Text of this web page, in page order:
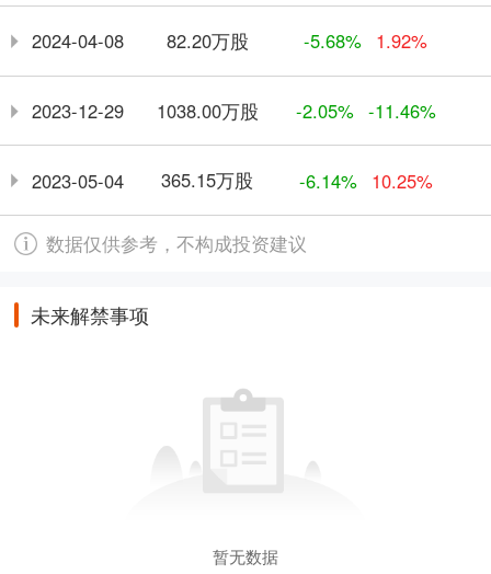
2024-04-08 82.20万股 -5.68% 1.92%
2023-12-29 1038.00万股 -2.05% -11.46%
2023-05-04 365.15万股 -6.14% 10.25%
数据仅供参考，不构成投资建议
未来解禁事项
暂无数据